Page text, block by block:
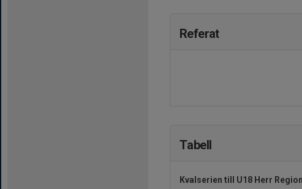
Referat
Tabell
Kvalserien till U18 Herr